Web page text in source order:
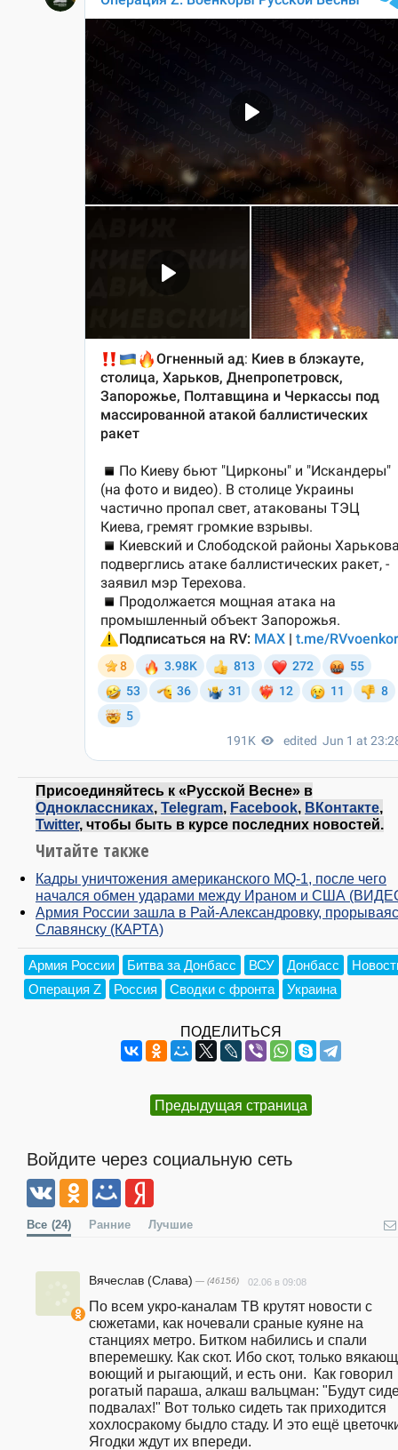
Присоединяйтесь к «Русской Весне» в
Одноклассниках, Telegram, Facebook, ВКонтакте,
Twitter, чтобы быть в курсе последних новостей.
Читайте также
Кадры уничтожения американского MQ-1, после чего
начался обмен ударами между Ираном и США
Армия России зашла в Рай-Александровку,
Славянску (КАРТА)
Армия России Битва за Донбасс ВСУ Донбасс
Операция Z
Россия Сводки с фронта Украина
ПОДЕЛИТЬСЯ
Предыдущая страница
Войдите через социальную сеть
Все (24) Ранние Лучшие
Вячеслав (Слава) — (46156) 02.06 в 09:08
По всем укро-каналам ТВ крутят новости с
сюжетами, как ночевали сраные куяне на
станциях метро. Битком набились и спали
вперемешку. Как скот. Ибо скот, только
воющий и рыгающий, и есть они.  Как говорил
рогатый параша, алкаш вальцман: "Будут
подвалах!" Вот только сидеть так приходится
хохлосракому быдло стаду. И это ещё
Ягодки ждут их впереди.